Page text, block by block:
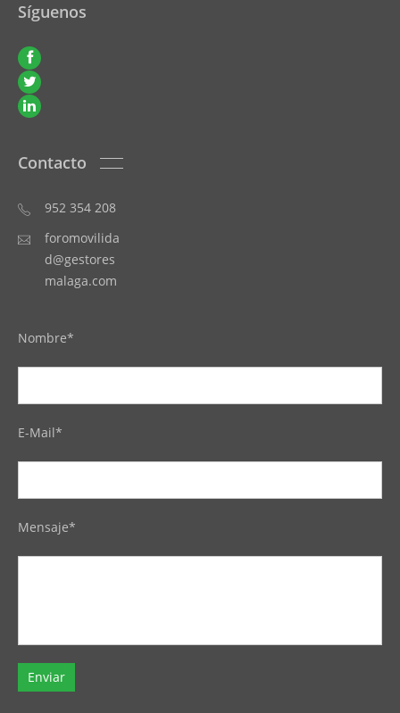
Síguenos
Contacto
952 354 208
foromovilida
d@gestores
malaga.com
Nombre*
E-Mail*
Mensaje*